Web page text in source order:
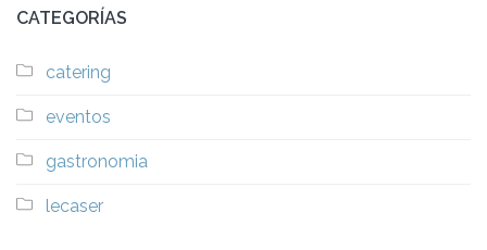
CATEGORÍAS
catering
eventos
gastronomia
lecaser